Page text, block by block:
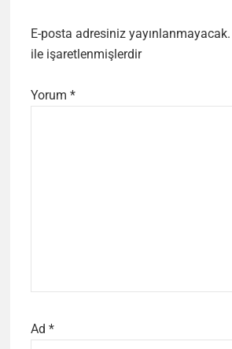
E-posta adresiniz yayınlanmayacak.
ile işaretlenmişlerdir
Yorum *
Ad *